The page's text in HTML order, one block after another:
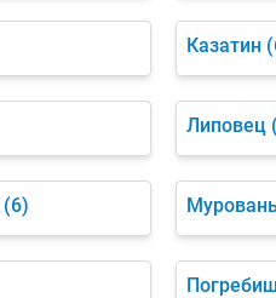
Казатин
Липовец
(6)